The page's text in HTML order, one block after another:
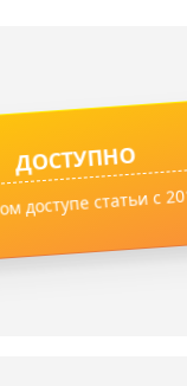
ДОСТУПНО
доступе статьи с